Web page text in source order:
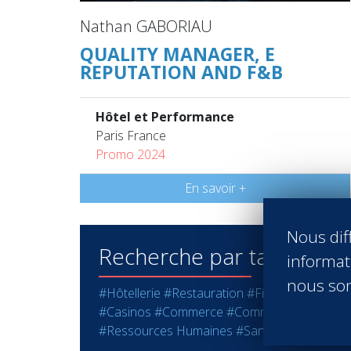
Nathan GABORIAU
QUALITY MANAGER, E
REPUTATION AND F&B
Hôtel et Performance
Paris France
Promo 2024
En savoir +
Recherche par tags
#Hôtellerie #Restauration #Finance - Gestion
#Casinos #Commerce #Communication
#Ressources Humaines #Santé
Nous
nous